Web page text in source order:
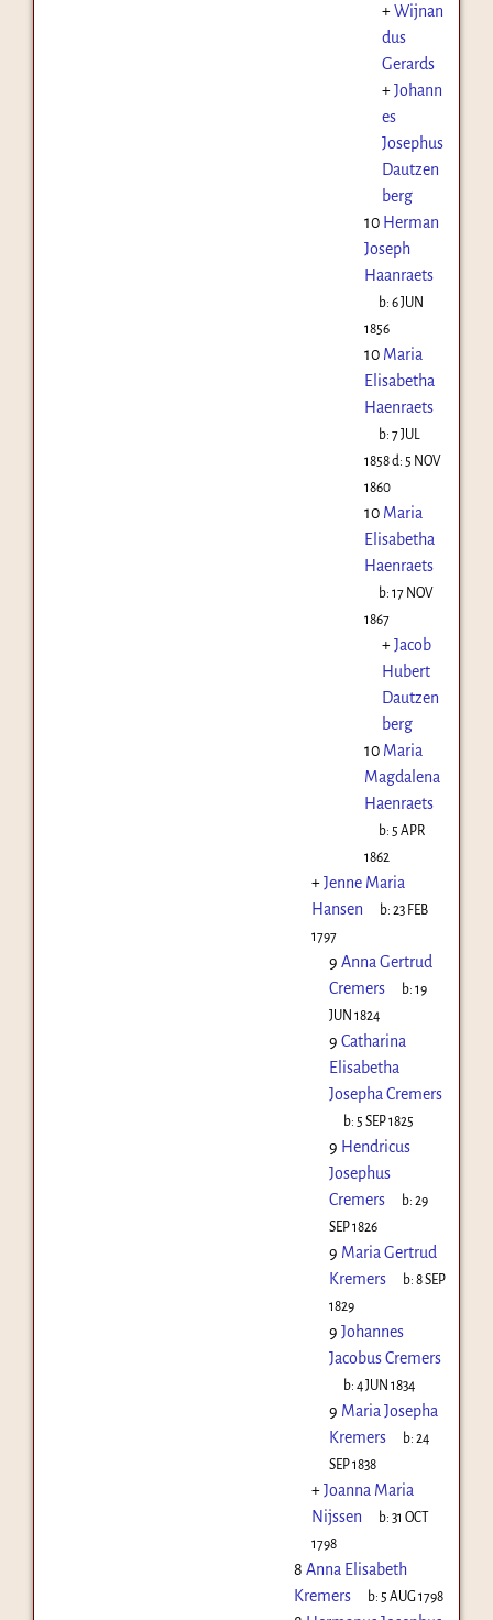
+Wijnan
dus
Gerards
+Johann
es
Josephus
Dautzen
berg
10 Herman
Joseph
Haanraets
b:6 JUN
1856
10 Maria
Elisabetha
Haenraets
b:7 JUL
1858d: 5 NOV
1860
10 Maria
Elisabetha
Haenraets
b:17 NOV
1867
+Jacob
Hubert
Dautzen
berg
10 Maria
Magdalena
Haenraets
b: 5 APR
1862
+Jenne Maria
Hansen
b:23 FEB
1797
9 Anna Gertrud
Cremers
b:19
JUN 1824
9 Catharina
Elisabetha
Josepha Cremers
b: 5 SEP 1825
9 Hendricus
Josephus
Cremers
b:29
SEP 1826
9 Maria Gertrud
Kremers
b:8 SEP
1829
9 Johannes
Jacobus Cremers
b:4 JUN 1834
9 Maria Josepha
Kremers
b:24
SEP 1838
+Joanna Maria
Nijssen
b:31 OCT
1798
8 Anna Elisabeth
Kremers
b: 5 AUG 1798